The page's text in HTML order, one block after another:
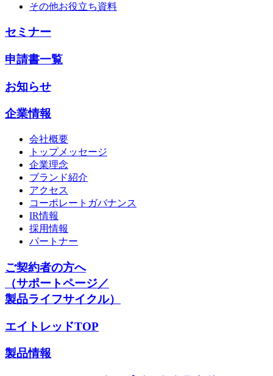
その他お役立ち資料
セミナー
申請書一覧
お知らせ
企業情報
会社概要
トップメッセージ
企業理念
ブランド紹介
アクセス
コーポレートガバナンス
IR情報
採用情報
パートナー
ご契約者の方へ
（サポートページ／
製品ライフサイクル）
エイトレッドTOP
製品情報